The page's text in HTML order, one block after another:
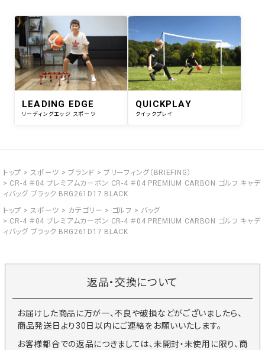
LEADING EDGE
リーディングエッジ スポーツ
QUICKPLAY
クイックプレイ
トップ スポーツ ブランド
ブリーフィング（BRIEFING）
CR-4 ＃04 プレミアムカーボン CR-4 ＃04 PREMIUM CARBON ゴルフ キャデ
ィバッグ ブラック BRG261D17 BLACK
トップ
スポーツ カテゴリー ゴルフ
バッグ
CR-4 ＃04 プレミアムカーボン CR-4 ＃04 PREMIUM CARBON ゴルフ キャデ
ィバッグ ブラック BRG261D17 BLACK
返品・交換について
お届けした商品に万が一、不良や破損などがございましたら、
商品発送日より30日以内にご連絡をお願いいたします。
お客様都合での返品につきましては、未開封・未使用に限り、商